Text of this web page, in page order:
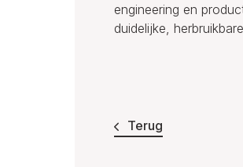
engineering en
duidelijke,
Terug